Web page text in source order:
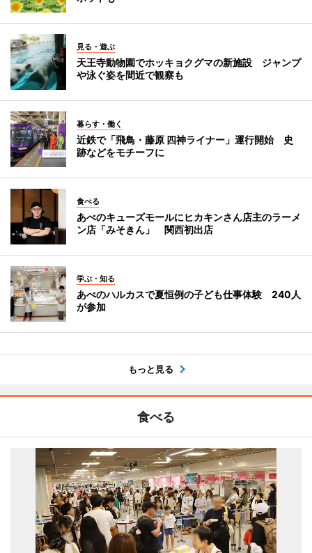
見る・遊ぶ
天王寺動物園でホッキョクグマの新施設 ジャンプ
や泳ぐ姿を間近で観察も
暮らす・働く
近鉄で「飛鳥・藤原 四神ライナー」運行開始 史
跡などをモチーフに
食べる
あべのキューズモールにヒカキンさん店主のラーメ
ン店「みそきん」 関西初出店
学ぶ・知る
あべのハルカスで夏恒例の子ども仕事体験 240人
が参加
もっと見る
食べる